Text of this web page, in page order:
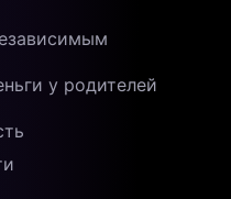
у родителей